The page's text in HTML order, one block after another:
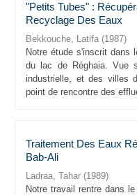
"Petits Tubes" :
Recyclage Des Eaux
Bekkouche, Latifa (1987)
Notre étude s'inscrit dans
du lac de Réghaia. Vue
industrielle, et des villes
point de rencontre des
Traitement Des Eaux
Bab-Ali
Ladraa, Tahar (1989)
Notre travail rentre dans